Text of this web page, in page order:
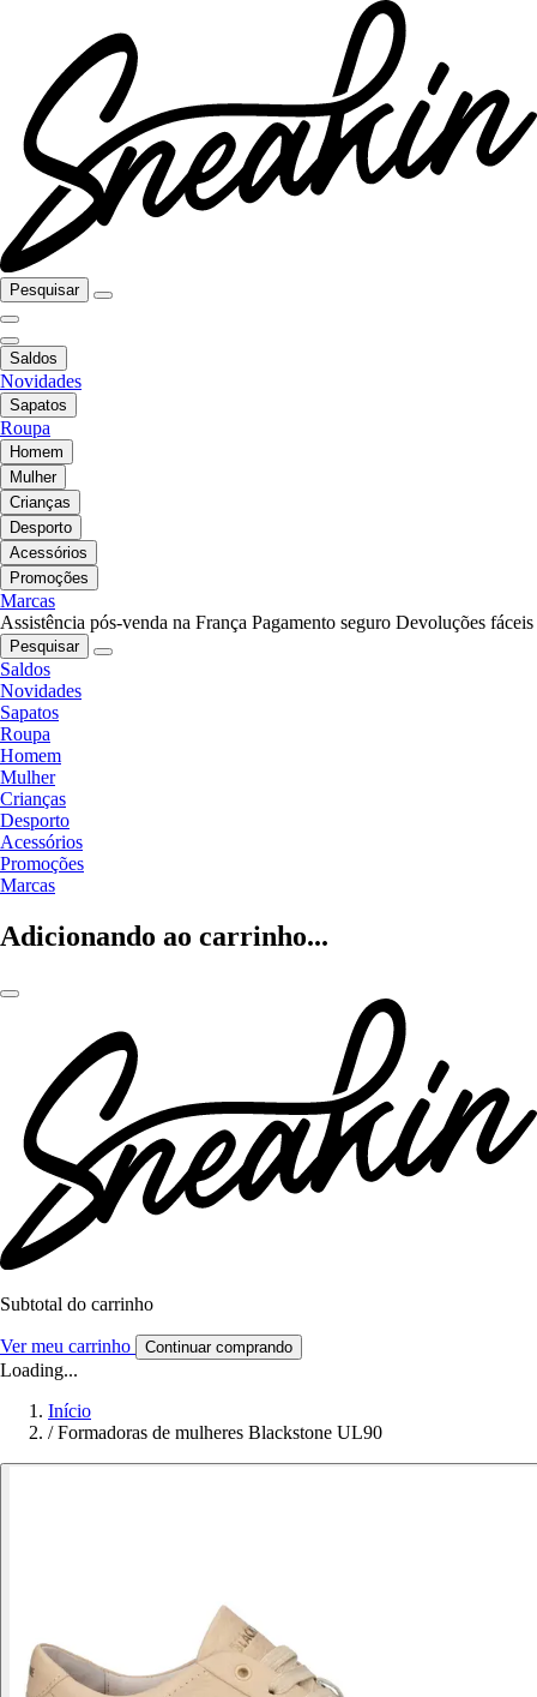
Pesquisar
Saldos
Novidades
Sapatos
Roupa
Homem
Mulher
Crianças
Desporto
Acessórios
Promoções
Marcas
Assistência pós-venda na França Pagamento seguro Devoluções fáceis
Pesquisar
Saldos
Novidades
Sapatos
Roupa
Homem
Mulher
Crianças
Desporto
Acessórios
Promoções
Marcas
Adicionando ao carrinho...
Subtotal do carrinho
Ver meu carrinho Continuar comprando
Loading...
Início
/ Formadoras de mulheres Blackstone UL90